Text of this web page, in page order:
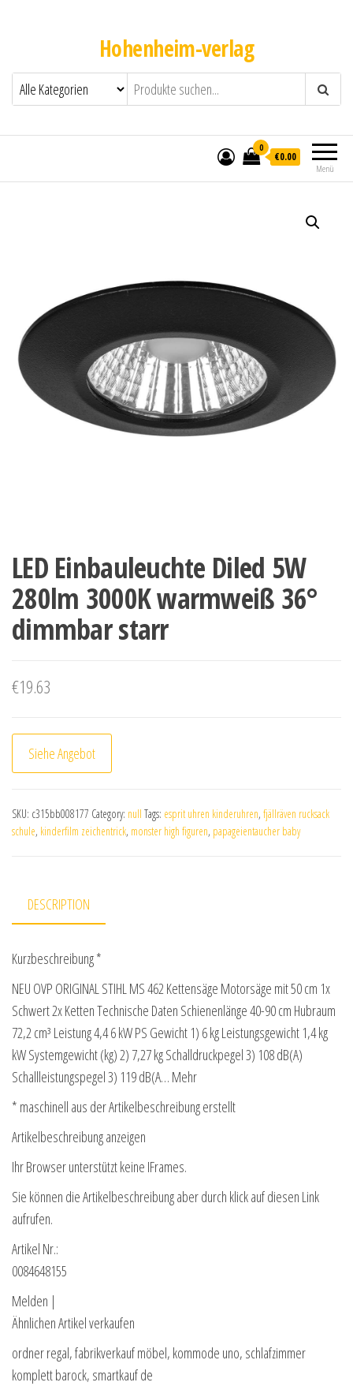
Hohenheim-verlag
Menü
0
€0.00
LED Einbauleuchte Diled 5W
280lm 3000K warmweiß 36°
dimmbar starr
€19.63
Siehe Angebot
SKU: c315bb008177 Category: null Tags: esprit uhren kinderuhren, fjällräven rucksack
schule, kinderfilm zeichentrick, monster high figuren, papageientaucher baby
DESCRIPTION
Kurzbeschreibung *
NEU OVP ORIGINAL STIHL MS 462 Kettensäge Motorsäge mit 50 cm 1x
Schwert 2x Ketten Technische Daten Schienenlänge 40-90 cm Hubraum
72,2 cm³ Leistung 4,4 6 kW PS Gewicht 1) 6 kg Leistungsgewicht 1,4 kg
kW Systemgewicht (kg) 2) 7,27 kg Schalldruckpegel 3) 108 dB(A)
Schallleistungspegel 3) 119 dB(A… Mehr
* maschinell aus der Artikelbeschreibung erstellt
Artikelbeschreibung anzeigen
Ihr Browser unterstützt keine IFrames.
Sie können die Artikelbeschreibung aber durch klick auf diesen Link
aufrufen.
Artikel Nr.:
0084648155
Melden |
Ähnlichen Artikel verkaufen
ordner regal, fabrikverkauf möbel, kommode uno, schlafzimmer
komplett barock, smartkauf de